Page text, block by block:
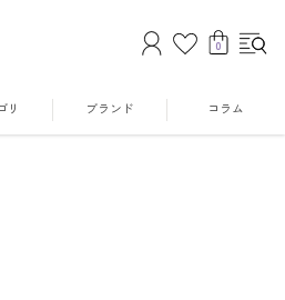
0
リ ブランド コラム